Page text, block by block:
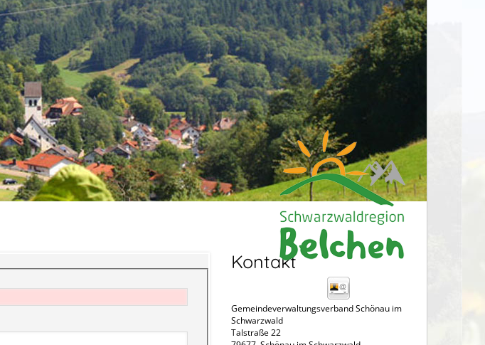
Kontakt
Gemeindeverwaltungsverband Schönau im
Schwarzwald
Talstraße 22